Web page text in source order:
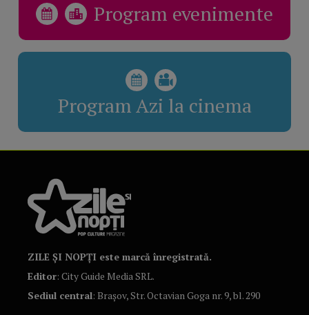
Program evenimente
Program Azi la cinema
ZILE ȘI NOPȚI este marcă înregistrată.
Editor: City Guide Media SRL.
Sediul central: Brașov, Str. Octavian Goga nr. 9, bl. 290